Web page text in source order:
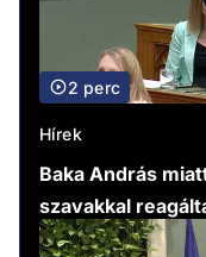
2 perc
Hírek
Baka András
szavakkal